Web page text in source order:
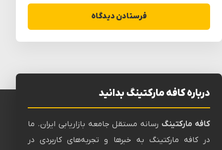
درباره کافه مارکتینگ بدانید
کافه مارکتینگرسانه‌ مستقل جامعه بازاریابی ایران. ما
در کافه مارکتینگ به خبرها و تجربه‌های کاربردی در